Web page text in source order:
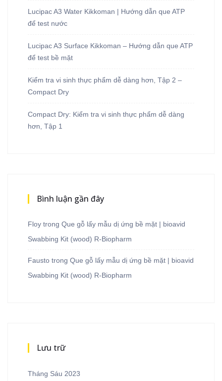
Lucipac A3 Water Kikkoman | Hướng dẫn que ATP
để test nước
Lucipac A3 Surface Kikkoman – Hướng dẫn que ATP
để test bề mặt
Kiểm tra vi sinh thực phẩm dễ dàng hơn, Tập 2 –
Compact Dry
Compact Dry: Kiểm tra vi sinh thực phẩm dễ dàng
hơn, Tập 1
Bình luận gần đây
Floy trong Que gỗ lấy mẫu dị ứng bề mặt | bioavid
Swabbing Kit (wood) R-Biopharm
Fausto trong Que gỗ lấy mẫu dị ứng bề mặt | bioavid
Swabbing Kit (wood) R-Biopharm
Lưu trữ
Tháng Sáu 2023